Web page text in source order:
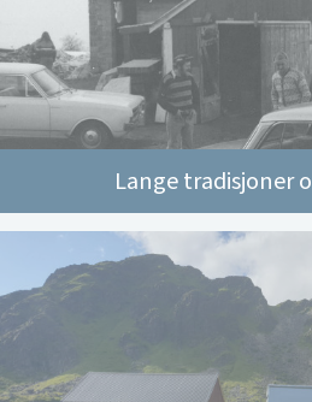
Lange tradisjoner